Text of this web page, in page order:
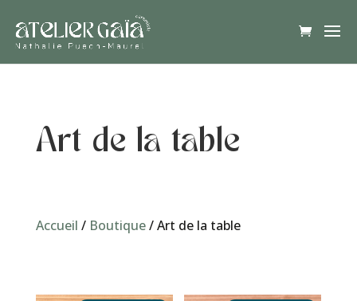
Art de la table
Accueil / Boutique/ Art de la table